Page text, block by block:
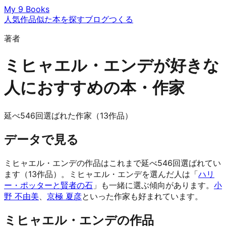
My 9 Books
人気作品似た本を探すブログつくる
著者
ミヒャエル・エンデが好きな
人におすすめの本・作家
延べ546回選ばれた作家（13作品）
データで見る
ミヒャエル・エンデの作品はこれまで延べ546回選ばれてい
ます（13作品）。ミヒャエル・エンデを選んだ人は「ハリ
ー・ポッターと賢者の石 」も一緒に選ぶ傾向があります。 小
野 不由美
京極 夏彦といった作家も好まれています。
ミヒャエル・エンデの作品